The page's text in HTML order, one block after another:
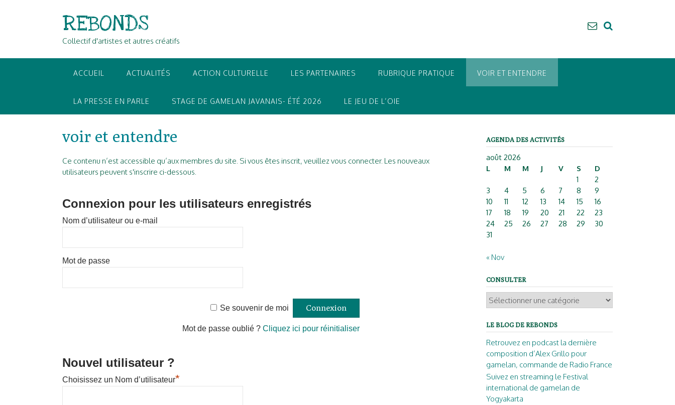
REBONDS
Collectif d'artistes et autres créatifs
ACCUEIL ACTUALITÉS ACTION CULTURELLE LES PARTENAIRES RUBRIQUE PRATIQUE VOIR ET ENTENDRE
LA PRESSE EN PARLE STAGE DE GAMELAN JAVANAIS- ÉTÉ 2026 LE JEU DE L’OIE
voir et entendre
Ce contenu n’est accessible qu’aux membres du site. Si vous êtes inscrit, veuillez vous connecter. Les nouveaux
utilisateurs peuvent s'inscrire ci-dessous.
Connexion pour les utilisateurs enregistrés
Nom d’utilisateur ou e-mail
Mot de passe
Se souvenir de moi
Mot de passe oublié ?Cliquez ici pour réinitialiser
Nouvel utilisateur ?
Choisissez un Nom d’utilisateur*
AGENDA DES ACTIVITÉS
août 2026
L
M M J V S
D
1
2
3
4 5 6 7 8
9
10
11 12 13 14 15
16
17
18 19 20 21 22
23
24
25 26 27 28 29
30
31
« Nov
CONSULTER
Consulter
LE BLOG DE REBONDS
Retrouvez en podcast la dernière
composition d’Alex Grillo pour
gamelan, commande de Radio France
Suivez en streaming le Festival
international de gamelan de
Yogyakarta